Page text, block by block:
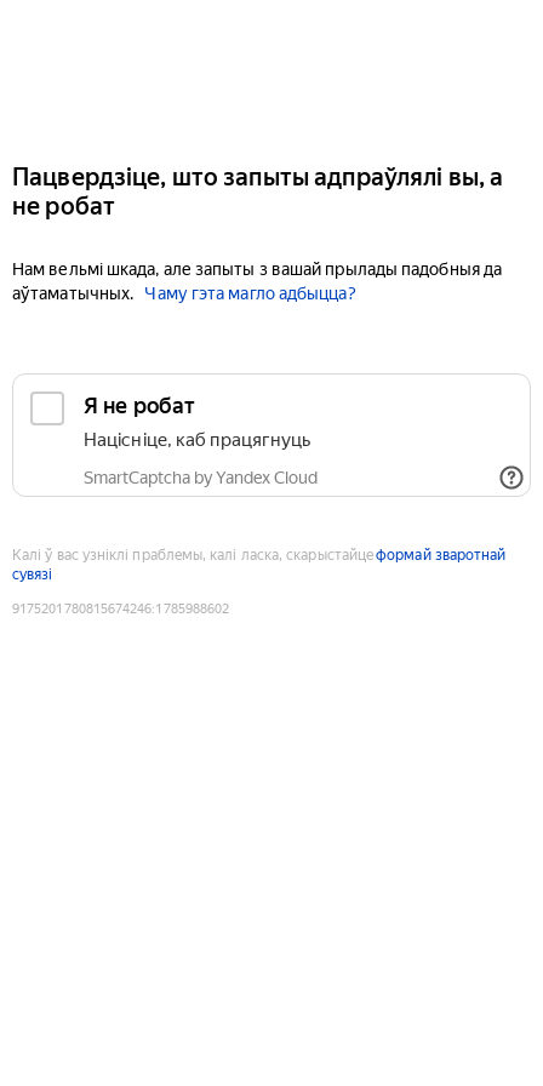
Пацвердзіце, што запыты адпраўлялі вы, а
не робат
Нам вельмі шкада, але запыты з вашай прылады падобныя да
аўтаматычных.
Чаму гэта магло адбыцца?
Я не робат
Націсніце, каб працягнуць
SmartCaptcha by Yandex Cloud
Калі ў вас узніклі праблемы, калі ласка, скарыстайцеформай зваротнай
сувязі
9175201780815674246:1785988602